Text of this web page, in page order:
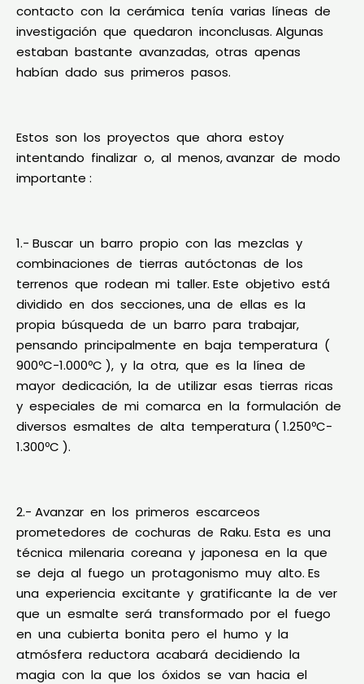
contacto con la cerámica tenía varias líneas de
investigación que quedaron inconclusas. Algunas
estaban bastante avanzadas, otras apenas
habían dado sus primeros pasos.
Estos son los proyectos que ahora estoy
intentando finalizar o, al menos, avanzar de modo
importante :
1.- Buscar un barro propio con las mezclas y
combinaciones de tierras autóctonas de los
terrenos que rodean mi taller. Este objetivo está
dividido en dos secciones, una de ellas es la
propia búsqueda de un barro para trabajar,
pensando principalmente en baja temperatura (
900ºC-1.000ºC ), y la otra, que es la línea de
mayor dedicación, la de utilizar esas tierras ricas
y especiales de mi comarca en la formulación de
diversos esmaltes de alta temperatura ( 1.250ºC-
1.300ºC ).
2.- Avanzar en los primeros escarceos
prometedores de cochuras de Raku. Esta es una
técnica milenaria coreana y japonesa en la que
se deja al fuego un protagonismo muy alto. Es
una experiencia excitante y gratificante la de ver
que un esmalte será transformado por el fuego
en una cubierta bonita pero el humo y la
atmósfera reductora acabará decidiendo la
magia con la que los óxidos se van hacia el